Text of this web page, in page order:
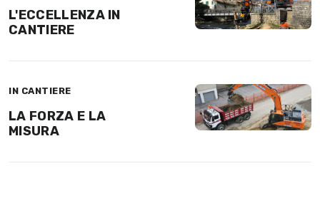
L'ECCELLENZA IN
CANTIERE
IN CANTIERE
LA FORZA E LA
MISURA